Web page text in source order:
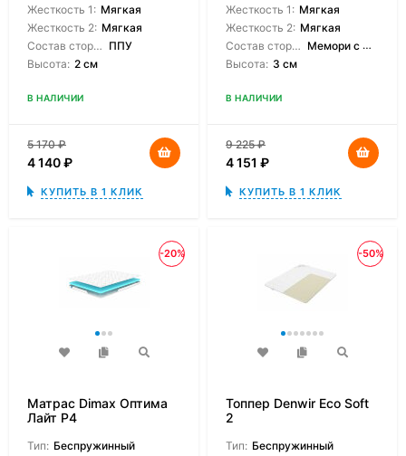
Жесткость 1: Мягкая
Жесткость 2: Мягкая
Состав сторон: ППУ
Высота: 2 см
В НАЛИЧИИ
5 170₽
4 140₽
КУПИТЬ В 1 КЛИК
Жесткость 1: Мягкая
Жесткость 2: Мягкая
Состав сторон: Мемори с массажной поверхностью
Высота: 3 см
В НАЛИЧИИ
9 225₽
4 151 ₽
КУПИТЬ В 1 КЛИК
-20%
Матрас Dimax Оптима
Лайт P4
Тип: Беспружинный
-50%
Топпер Denwir Eco Soft
2
Тип: Беспружинный